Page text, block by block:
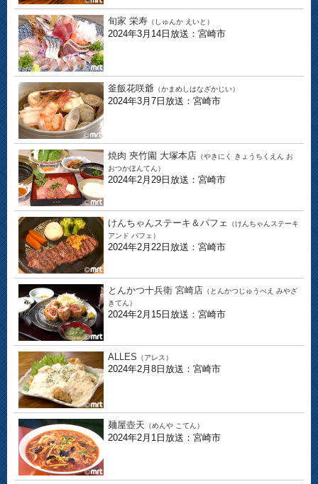
旬家 栄寿 （しゅんか えいと）
2024年3月14日放送：宮崎市
釜飯花咲爺 （かまめしはなざかじい）
2024年3月7日放送：宮崎市
焼肉 夾竹園 大塚本店 （やきにく きょうちくえん お
おつかほんてん）
2024年2月29日放送：宮崎市
けんちゃんステーキ＆パフェ
（けんちゃんステーキ
アンド パフェ）
2024年2月22日放送：宮崎市
とんかつ十兵衛 宮崎店 （とんかつじゅうべえ みやざ
きてん）
2024年2月15日放送：宮崎市
ALLES （アレス）
2024年2月8日放送：宮崎市
麺屋壺天 （めんや こてん）
2024年2月1日放送：宮崎市